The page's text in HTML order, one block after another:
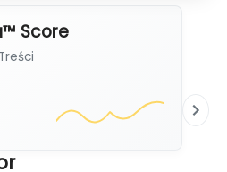
Score